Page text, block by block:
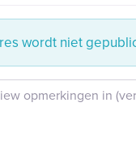
wordt niet